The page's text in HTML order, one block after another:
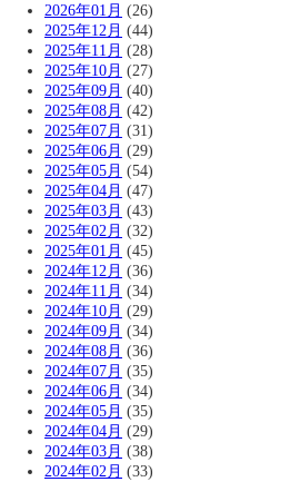
2026年01月 (26)
2025年12月 (44)
2025年11月 (28)
2025年10月 (27)
2025年09月 (40)
2025年08月 (42)
2025年07月 (31)
2025年06月 (29)
2025年05月 (54)
2025年04月 (47)
2025年03月 (43)
2025年02月 (32)
2025年01月 (45)
2024年12月 (36)
2024年11月 (34)
2024年10月 (29)
2024年09月 (34)
2024年08月 (36)
2024年07月 (35)
2024年06月 (34)
2024年05月 (35)
2024年04月 (29)
2024年03月 (38)
2024年02月 (33)